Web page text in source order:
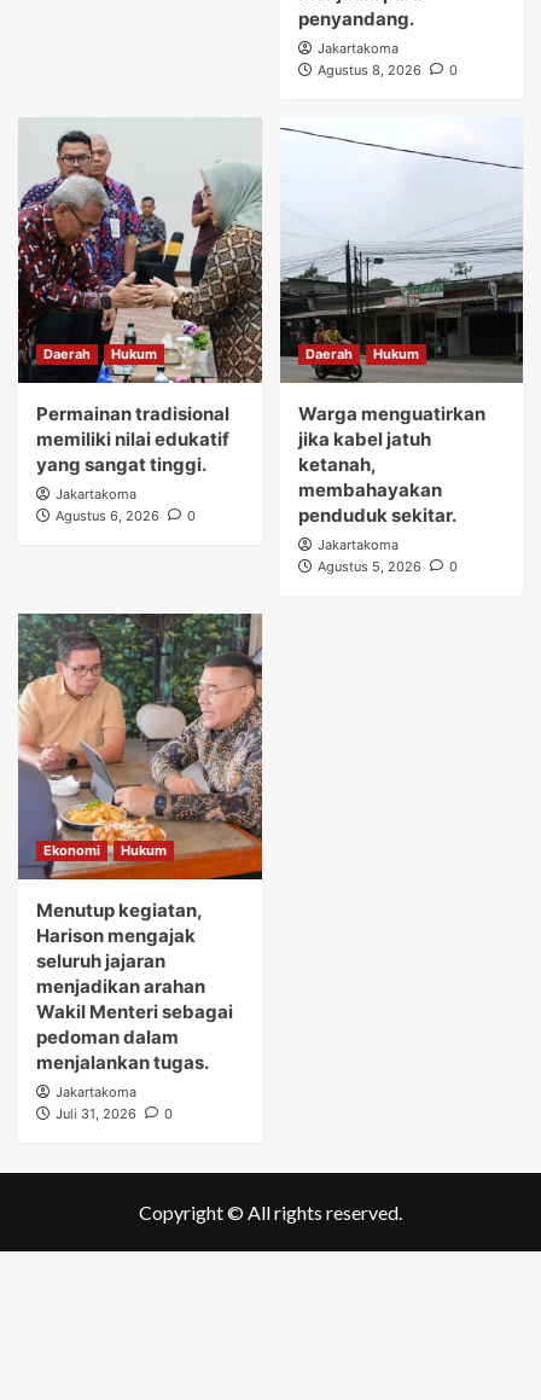
penyandang.
Jakartakoma
Agustus 8, 2026
0
Daerah Hukum
Permainan tradisional
memiliki nilai edukatif
yang sangat tinggi.
Jakartakoma
Agustus 6, 2026
0
Daerah Hukum
Warga menguatirkan
jika kabel jatuh
ketanah,
membahayakan
penduduk sekitar.
Jakartakoma
Agustus 5, 2026
0
Ekonomi Hukum
Menutup kegiatan,
Harison mengajak
seluruh jajaran
menjadikan arahan
Wakil Menteri sebagai
pedoman dalam
menjalankan tugas.
Jakartakoma
Juli 31, 2026
0
Copyright © All rights reserved.